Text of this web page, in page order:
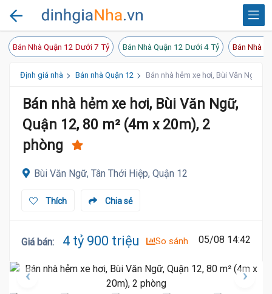
Bán Nhà Quận 12 Dưới 7 Tỷ Bán Nhà Quận 12 Dưới 4 Tỷ Bán Nhà
Định giá nhà Bán nhà Quận 12 Bán nhà hẻm xe hơi, Bùi Văn Ngữ,
Bán nhà hẻm xe hơi, Bùi Văn Ngữ,
Quận 12, 80 m² (4m x 20m), 2
phòng
Bùi Văn Ngữ, Tân Thới Hiệp, Quận 12
Chia sẻ
Thích
Giá bán: 4 tỷ 900 triệu So sánh 05/08 14:42